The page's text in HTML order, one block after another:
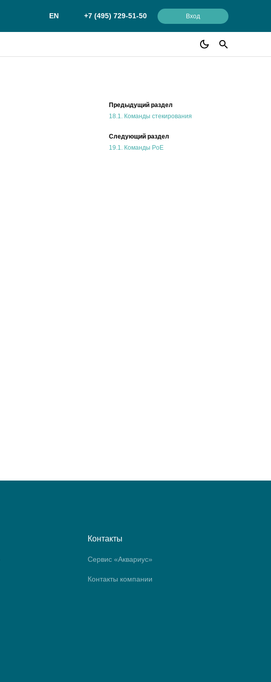
EN +7 (495) 729-51-50 Вход
Предыдущий раздел
18.1. Команды стекирования
Следующий раздел
19.1. Команды PoE
Контакты
Сервис «Аквариус»
Контакты компании